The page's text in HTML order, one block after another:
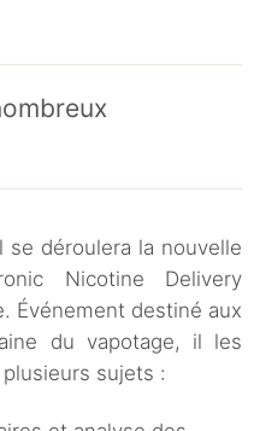
se déroulera la nouvelle
Nicotine Delivery
Événement destiné aux
du vapotage, il les
plusieurs sujets :